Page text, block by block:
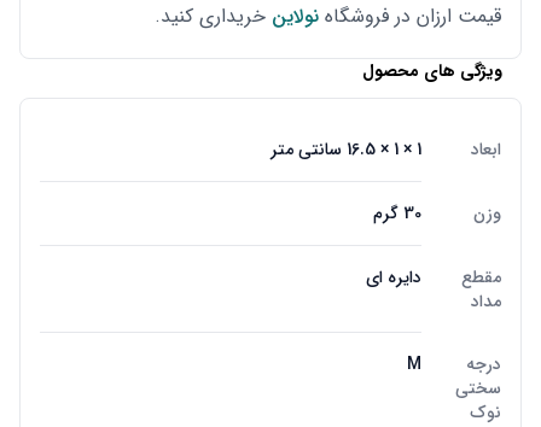
قیمت ارزان در فروشگاه نولاین خریداری کنید.
ویژگی های محصول
ابعاد 1 × 1 × 16.5 سانتی متر
وزن 30 گرم
مقطع
مداد
دایره ای
درجه
سختی
نوک
M